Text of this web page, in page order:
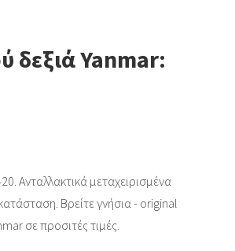
δεξιά Yanmar:
Ανταλλακτικά μεταχειρισμένα
Βρείτε γνήσια - original
σε προσιτές τιμές.